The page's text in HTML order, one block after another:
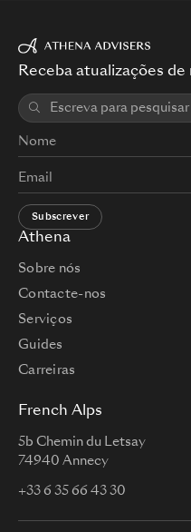
Athena
Sobre nós
Contacte-nos
Serviços
Guides
Carreiras
French Alps
5b Chemin du Letsay
74940 Annecy
+33 6 35 66 43 30
Receba atualizações
Subscrever